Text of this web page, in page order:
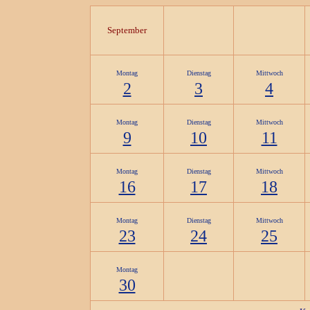
September
Montag
2
Dienstag
3
Mittwoch
4
Montag
9
Dienstag
10
Mittwoch
11
Montag
16
Dienstag
17
Mittwoch
18
Montag
23
Dienstag
24
Mittwoch
25
Montag
30